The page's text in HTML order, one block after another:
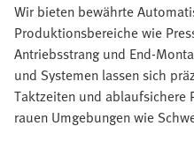
Wir bieten bewährte
Produktionsbereiche wie
Antriebsstrang und End-
und Systemen lassen sich
Taktzeiten und ablaufsichere
rauen Umgebungen wie